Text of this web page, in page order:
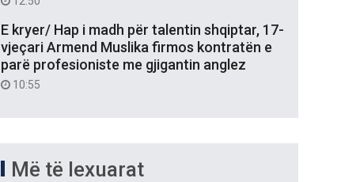
E kryer/ Hap i madh për talentin shqiptar, 17-
vjeçari Armend Muslika firmos kontratën e
parë profesioniste me gjigantin anglez
10:55
Më të lexuarat